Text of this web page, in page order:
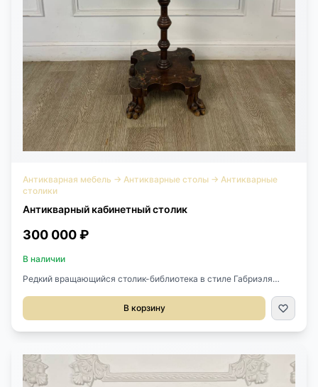
Антикварная мебель → Антикварные столы → Антикварные
столики
Антикварный кабинетный столик
300 000 ₽
В наличии
Редкий вращающийся столик-библиотека в стиле Габриэля
50х50х87h см.Габриэль Виардо (1830–1906) — французский
краснодеревщик, работавший в модном во второй половине ХIХ
удостоен четырех медалей. В 1885 году после участия в
Антверпенской выставке стал рыцарем Почетного легиона.
Дважды удостоен Золотой медали на Всемирной выставке в
В корзину